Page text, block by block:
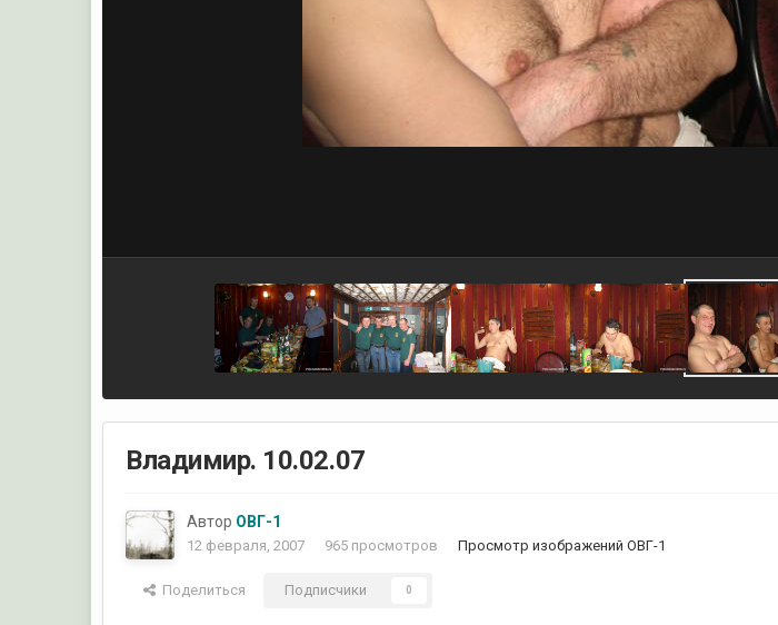
Владимир. 10.02.07
Автор ОВГ-1
12 февраля, 2007 965 просмотров Просмотр изображений ОВГ-1
Поделиться Подписчики 0